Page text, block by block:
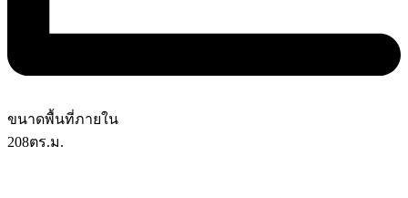
ขนาดพื้นที่ภายใน
208ตร.ม.